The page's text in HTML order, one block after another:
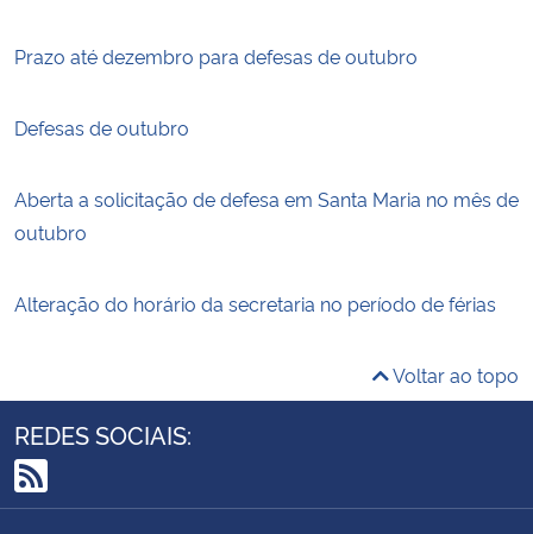
Prazo até dezembro para defesas de outubro
Defesas de outubro
Aberta a solicitação de defesa em Santa Maria no mês de
outubro
Alteração do horário da secretaria no período de férias
Voltar ao topo
REDES SOCIAIS:
RSS